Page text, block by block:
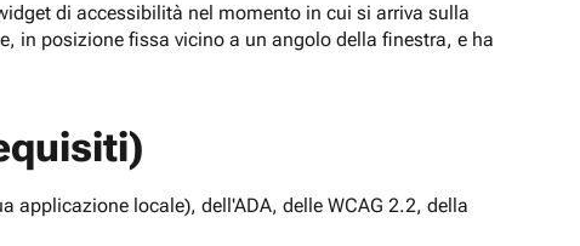
di accessibilità nel momento in cui si arriva sulla
in posizione fissa vicino a un angolo della finestra, e ha
applicazione locale), dell'ADA, delle WCAG 2.2, della